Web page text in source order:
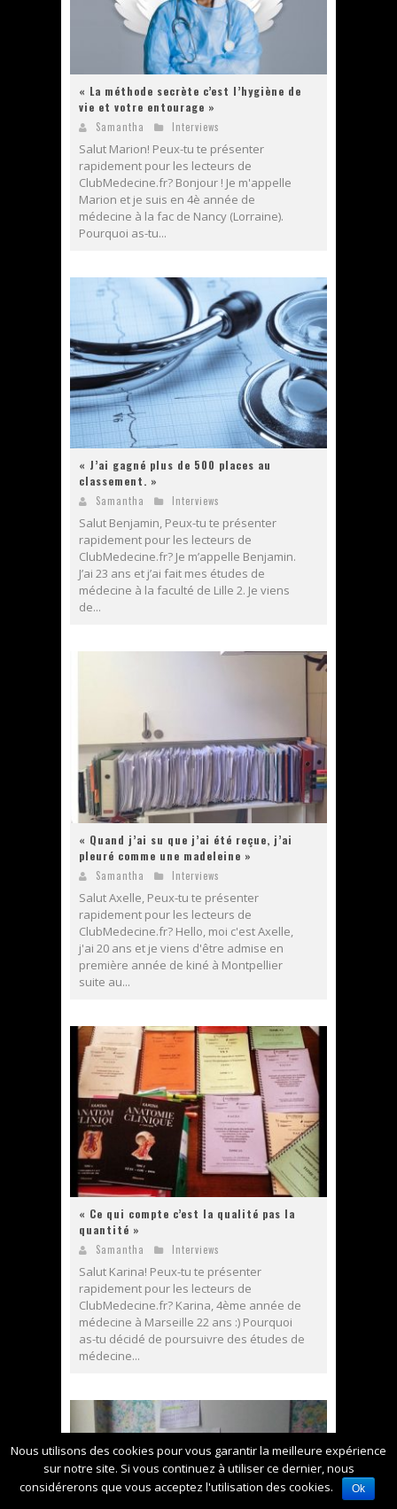
« La méthode secrète c’est l’hygiène de
vie et votre entourage »
Samantha Interviews
Salut Marion! Peux-tu te présenter
rapidement pour les lecteurs de
ClubMedecine.fr? Bonjour ! Je m'appelle
Marion et je suis en 4è année de
médecine à la fac de Nancy (Lorraine).
Pourquoi as-tu...
« J’ai gagné plus de 500 places au
classement. »
Samantha Interviews
Salut Benjamin, Peux-tu te présenter
rapidement pour les lecteurs de
ClubMedecine.fr? Je m’appelle Benjamin.
J’ai 23 ans et j’ai fait mes études de
médecine à la faculté de Lille 2. Je viens
de...
« Quand j’ai su que j’ai été reçue, j’ai
pleuré comme une madeleine »
Samantha Interviews
Salut Axelle, Peux-tu te présenter
rapidement pour les lecteurs de
ClubMedecine.fr? Hello, moi c'est Axelle,
j'ai 20 ans et je viens d'être admise en
première année de kiné à Montpellier
suite au...
« Ce qui compte c’est la qualité pas la
quantité »
Samantha Interviews
Salut Karina! Peux-tu te présenter
rapidement pour les lecteurs de
ClubMedecine.fr? Karina, 4ème année de
médecine à Marseille 22 ans :) Pourquoi
as-tu décidé de poursuivre des études de
médecine...
Nous utilisons des cookies pour vous garantir la meilleure expérience
sur notre site. Si vous continuez à utiliser ce dernier, nous
considérerons que vous acceptez l'utilisation des cookies.
Ok